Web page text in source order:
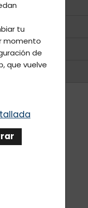
tu
momento
de
que vuelve